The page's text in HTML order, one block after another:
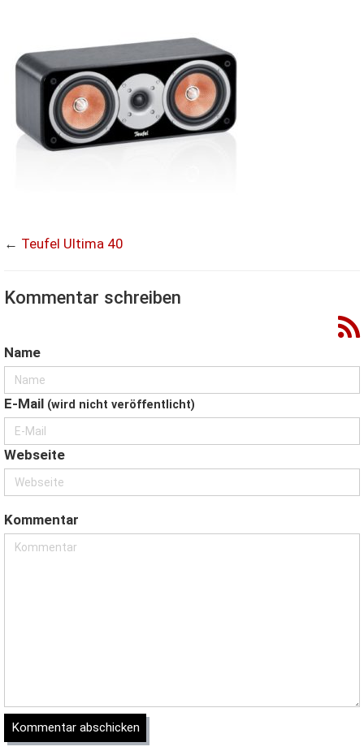
← Teufel Ultima 40
Kommentar schreiben
Name
E-Mail (wird nicht veröffentlicht)
Webseite
Kommentar